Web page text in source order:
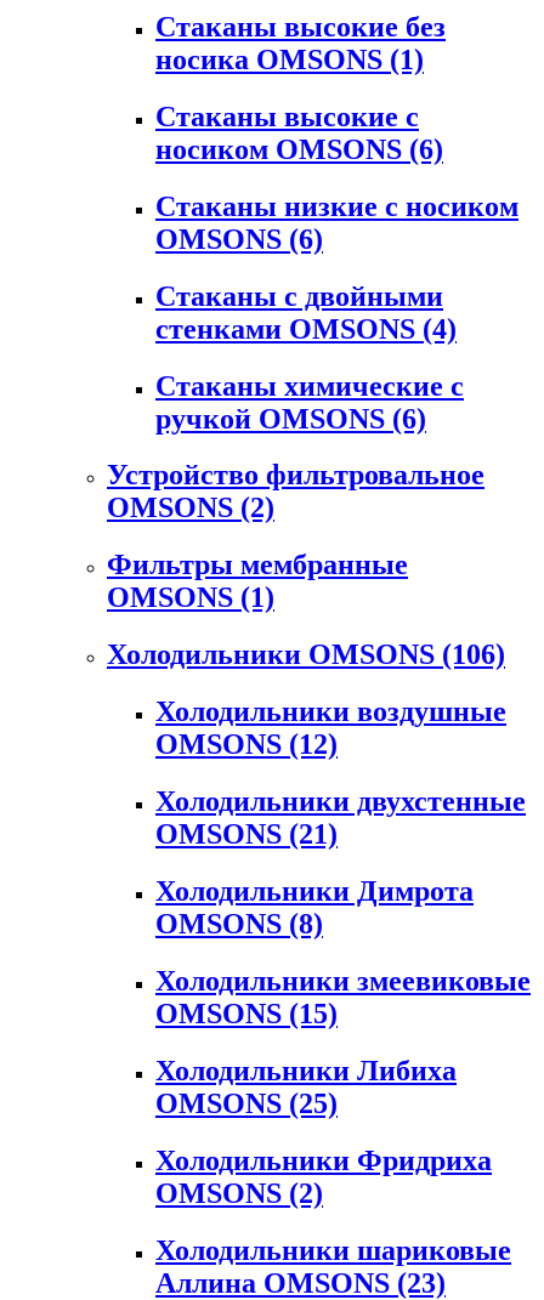
Стаканы высокие без
носика OMSONS (1)
Стаканы высокие с
носиком OMSONS (6)
Стаканы низкие с носиком
OMSONS (6)
Стаканы с двойными
стенками OMSONS (4)
Стаканы химические с
ручкой OMSONS (6)
Устройство фильтровальное
OMSONS (2)
Фильтры мембранные
OMSONS (1)
Холодильники OMSONS (106)
Холодильники воздушные
OMSONS (12)
Холодильники двухстенные
OMSONS (21)
Холодильники Димрота
OMSONS (8)
Холодильники змеевиковые
OMSONS (15)
Холодильники Либиха
OMSONS (25)
Холодильники Фридриха
OMSONS (2)
Холодильники шариковые
Аллина OMSONS (23)